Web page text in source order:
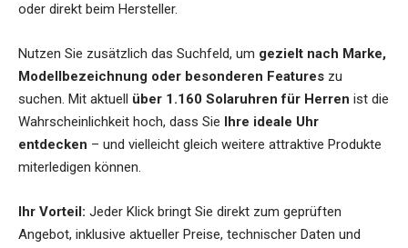
oder direkt beim Hersteller.
Nutzen Sie zusätzlich das Suchfeld, um gezielt nach Marke,
Modellbezeichnung oder besonderen Features zu
suchen. Mit aktuell über 1.160 Solaruhren für Herren ist die
Wahrscheinlichkeit hoch, dass Sie Ihre ideale Uhr
entdecken – und vielleicht gleich weitere attraktive Produkte
miterledigen können.
Ihr Vorteil: Jeder Klick bringt Sie direkt zum geprüften
Angebot, inklusive aktueller Preise, technischer Daten und